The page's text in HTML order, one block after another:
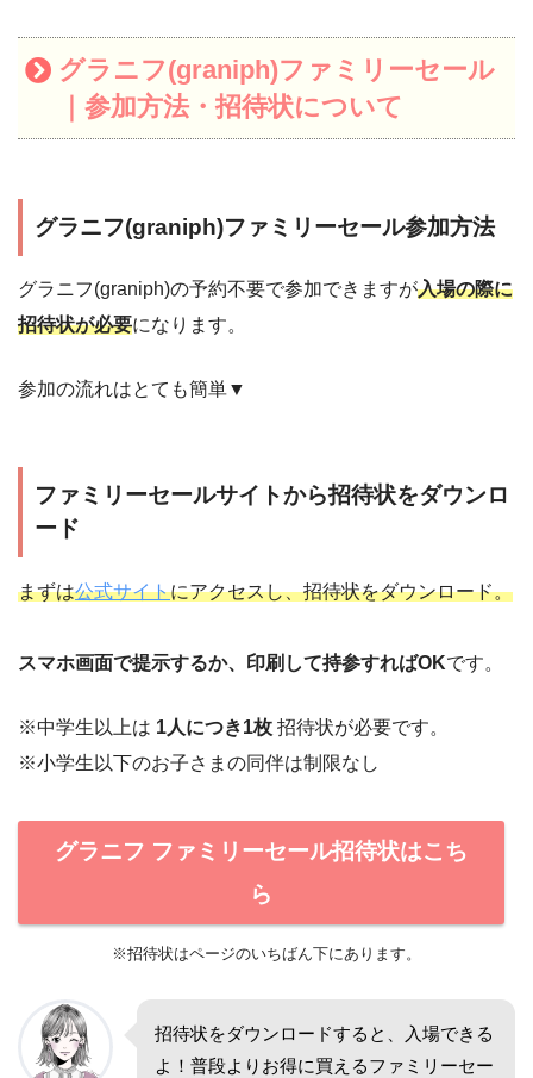
グラニフ(graniph)ファミリーセール
｜参加方法・招待状について
グラニフ(graniph)ファミリーセール参加方法
グラニフ(graniph)の予約不要で参加できますが入場の際に
招待状が必要になります。
参加の流れはとても簡単▼
ファミリーセールサイトから招待状をダウンロ
ード
まずは公式サイトにアクセスし、招待状をダウンロード。
スマホ画面で提示するか、印刷して持参すればOKです。
※中学生以上は 1人につき1枚 招待状が必要です。
※小学生以下のお子さまの同伴は制限なし
グラニフ ファミリーセール招待状はこち
ら
※招待状はページのいちばん下にあります。
招待状をダウンロードすると、入場できる
よ！普段よりお得に買えるファミリーセー